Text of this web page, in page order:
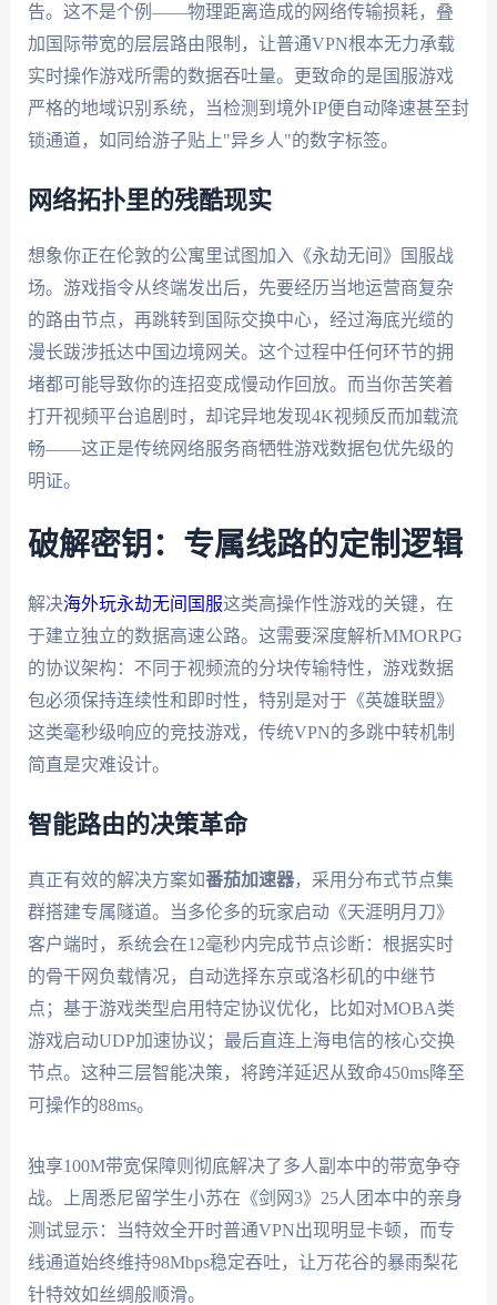
告。这不是个例——物理距离造成的网络传输损耗，叠
加国际带宽的层层路由限制，让普通VPN根本无力承载
实时操作游戏所需的数据吞吐量。更致命的是国服游戏
严格的地域识别系统，当检测到境外IP便自动降速甚至封
锁通道，如同给游子贴上"异乡人"的数字标签。
网络拓扑里的残酷现实
想象你正在伦敦的公寓里试图加入《永劫无间》国服战
场。游戏指令从终端发出后，先要经历当地运营商复杂
的路由节点，再跳转到国际交换中心，经过海底光缆的
漫长跋涉抵达中国边境网关。这个过程中任何环节的拥
堵都可能导致你的连招变成慢动作回放。而当你苦笑着
打开视频平台追剧时，却诧异地发现4K视频反而加载流
畅——这正是传统网络服务商牺牲游戏数据包优先级的
明证。
破解密钥：专属线路的定制逻辑
解决海外玩永劫无间国服这类高操作性游戏的关键，在
于建立独立的数据高速公路。这需要深度解析MMORPG
的协议架构：不同于视频流的分块传输特性，游戏数据
包必须保持连续性和即时性，特别是对于《英雄联盟》
这类毫秒级响应的竞技游戏，传统VPN的多跳中转机制
简直是灾难设计。
智能路由的决策革命
真正有效的解决方案如番茄加速器，采用分布式节点集
群搭建专属隧道。当多伦多的玩家启动《天涯明月刀》
客户端时，系统会在12毫秒内完成节点诊断：根据实时
的骨干网负载情况，自动选择东京或洛杉矶的中继节
点；基于游戏类型启用特定协议优化，比如对MOBA类
游戏启动UDP加速协议；最后直连上海电信的核心交换
节点。这种三层智能决策，将跨洋延迟从致命450ms降至
可操作的88ms。
独享100M带宽保障则彻底解决了多人副本中的带宽争夺
战。上周悉尼留学生小苏在《剑网3》25人团本中的亲身
测试显示：当特效全开时普通VPN出现明显卡顿，而专
线通道始终维持98Mbps稳定吞吐，让万花谷的暴雨梨花
针特效如丝绸般顺滑。